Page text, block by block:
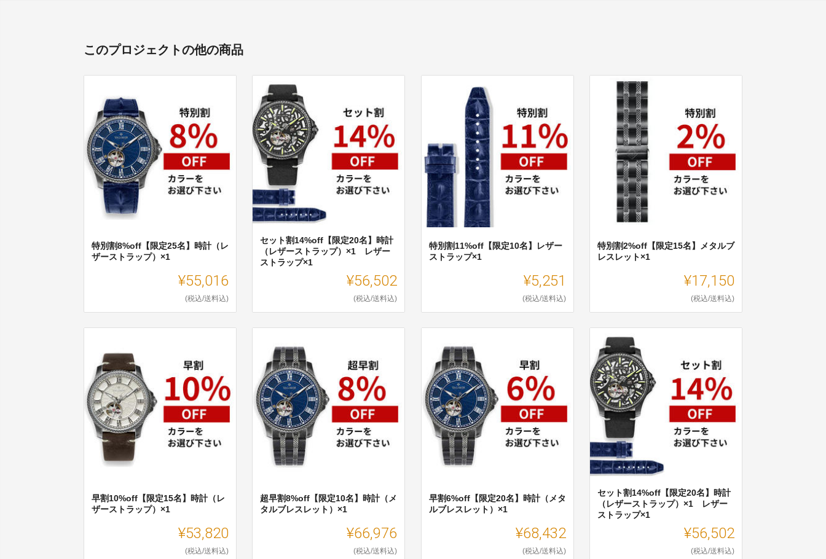
このプロジェクトの他の商品
特別割8%off【限定25名】時計（レ
ザーストラップ）×1
¥55,016
(税込/送料込)
セット割14%off【限定20名】時計
（レザーストラップ）×1 レザー
ストラップ×1
¥56,502
(税込/送料込)
特別割11%off【限定10名】レザー
ストラップ×1
¥5,251
(税込/送料込)
特別割2%off【限定15名】メタルブ
レスレット×1
¥17,150
(税込/送料込)
早割10%off【限定15名】時計（レ
ザーストラップ）×1
¥53,820
(税込/送料込)
超早割8%off【限定10名】時計（メ
タルブレスレット）×1
¥66,976
(税込/送料込)
早割6%off【限定20名】時計（メタ
ルブレスレット）×1
¥68,432
(税込/送料込)
セット割14%off【限定20名】時計
（レザーストラップ）×1 レザー
ストラップ×1
¥56,502
(税込/送料込)